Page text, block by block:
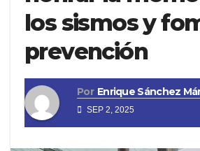
los sismos y
prevención
Por Enrique Sánchez
SEP 2, 2025